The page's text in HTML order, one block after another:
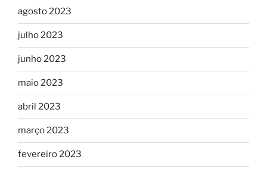
agosto 2023
julho 2023
junho 2023
maio 2023
abril 2023
março 2023
fevereiro 2023